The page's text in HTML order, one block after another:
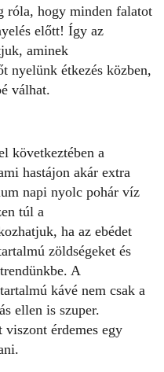
róla, hogy minden falatot
előtt! Így az
aminek
nyelünk étkezés közben,
válhat.
következtében a
hastájon akár extra
napi nyolc pohár víz
túl a
ha az ebédet
zöldségeket és
A
kávé nem csak a
ellen is szuper.
érdemes egy